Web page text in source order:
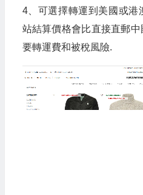
4、可選擇轉運到美國或港
站結算價格會比直接直郵
要轉運費和被稅風險.